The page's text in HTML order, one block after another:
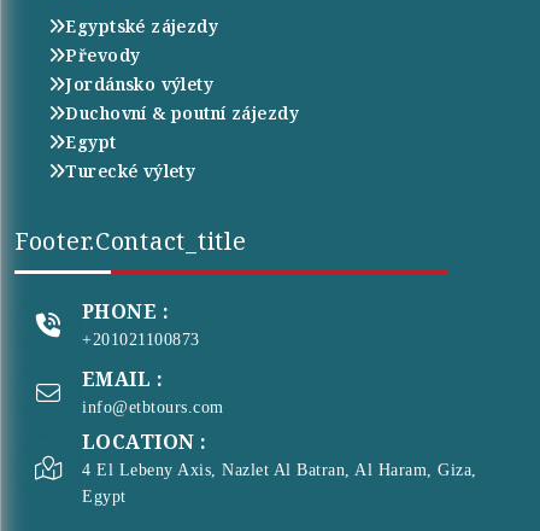
Egyptské zájezdy
Převody
Jordánsko výlety
Duchovní & poutní zájezdy
Egypt
Turecké výlety
Footer.contact_title
PHONE :
+201021100873
EMAIL :
info@etbtours.com
LOCATION :
4 El Lebeny Axis, Nazlet Al Batran, Al Haram, Giza,
Egypt